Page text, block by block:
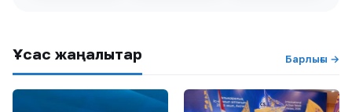
Ұқсас жаңалықтар Барлығы →